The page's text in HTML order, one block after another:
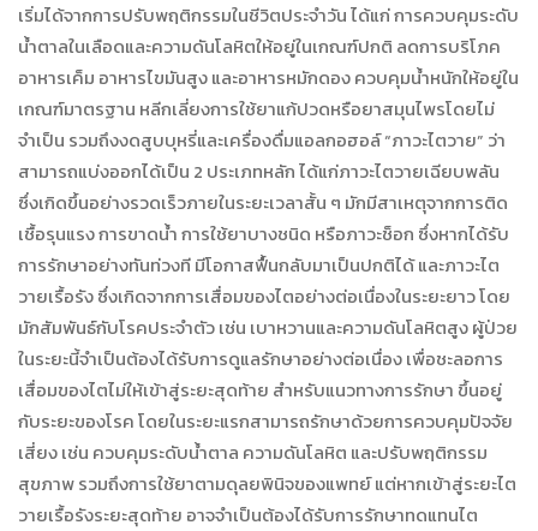
เริ่มได้จากการปรับพฤติกรรมในชีวิตประจำวัน ได้แก่ การควบคุมระดับ
น้ำตาลในเลือดและความดันโลหิตให้อยู่ในเกณฑ์ปกติ ลดการบริโภค
อาหารเค็ม อาหารไขมันสูง และอาหารหมักดอง ควบคุมน้ำหนักให้อยู่ใน
เกณฑ์มาตรฐาน หลีกเลี่ยงการใช้ยาแก้ปวดหรือยาสมุนไพรโดยไม่
จำเป็น รวมถึงงดสูบบุหรี่และเครื่องดื่มแอลกอฮอล์ “ภาวะไตวาย” ว่า
สามารถแบ่งออกได้เป็น 2 ประเภทหลัก ได้แก่ภาวะไตวายเฉียบพลัน
ซึ่งเกิดขึ้นอย่างรวดเร็วภายในระยะเวลาสั้น ๆ มักมีสาเหตุจากการติด
เชื้อรุนแรง การขาดน้ำ การใช้ยาบางชนิด หรือภาวะช็อก ซึ่งหากได้รับ
การรักษาอย่างทันท่วงที มีโอกาสฟื้นกลับมาเป็นปกติได้ และภาวะไต
วายเรื้อรัง ซึ่งเกิดจากการเสื่อมของไตอย่างต่อเนื่องในระยะยาว โดย
มักสัมพันธ์กับโรคประจำตัว เช่น เบาหวานและความดันโลหิตสูง ผู้ป่วย
ในระยะนี้จำเป็นต้องได้รับการดูแลรักษาอย่างต่อเนื่อง เพื่อชะลอการ
เสื่อมของไตไม่ให้เข้าสู่ระยะสุดท้าย สำหรับแนวทางการรักษา ขึ้นอยู่
กับระยะของโรค โดยในระยะแรกสามารถรักษาด้วยการควบคุมปัจจัย
เสี่ยง เช่น ควบคุมระดับน้ำตาล ความดันโลหิต และปรับพฤติกรรม
สุขภาพ รวมถึงการใช้ยาตามดุลยพินิจของแพทย์ แต่หากเข้าสู่ระยะไต
วายเรื้อรังระยะสุดท้าย อาจจำเป็นต้องได้รับการรักษาทดแทนไต